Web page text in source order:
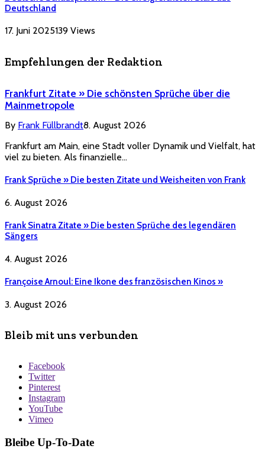
Deutschland
17. Juni 2025139 Views
Empfehlungen der Redaktion
Frankfurt Zitate » Die schönsten Sprüche über die
Mainmetropole
By Frank Füllbrandt8. August 2026
Frankfurt am Main, eine Stadt voller Dynamik und Vielfalt, hat
viel zu bieten. Als finanzielle…
Frank Sprüche » Die besten Zitate und Weisheiten von Frank
6. August 2026
Frank Sinatra Zitate » Die besten Sprüche des legendären
Sängers
4. August 2026
Françoise Arnoul: Eine Ikone des französischen Kinos »
3. August 2026
Bleib mit uns verbunden
Facebook
Twitter
Pinterest
Instagram
YouTube
Vimeo
Bleibe Up-To-Date